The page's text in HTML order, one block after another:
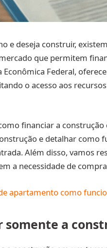
e deseja construir,
que permitem
Econômica Federal,
o acesso aos
financiar a
e detalhar como
Além disso, vamos
a necessidade de
apartamento como
somente a